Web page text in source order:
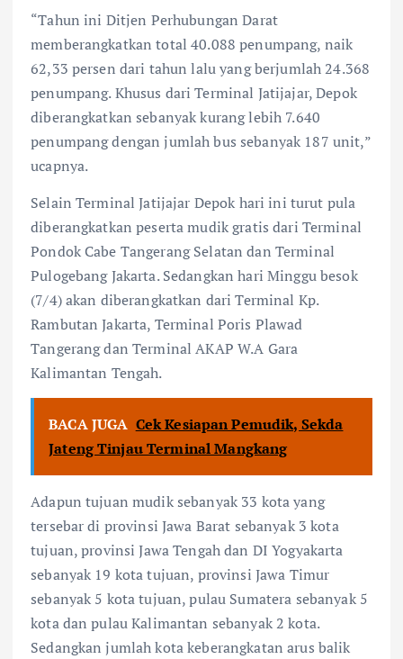
“Tahun ini Ditjen Perhubungan Darat
memberangkatkan total 40.088 penumpang, naik
62,33 persen dari tahun lalu yang berjumlah 24.368
penumpang. Khusus dari Terminal Jatijajar, Depok
diberangkatkan sebanyak kurang lebih 7.640
penumpang dengan jumlah bus sebanyak 187 unit,”
ucapnya.
Selain Terminal Jatijajar Depok hari ini turut pula
diberangkatkan peserta mudik gratis dari Terminal
Pondok Cabe Tangerang Selatan dan Terminal
Pulogebang Jakarta. Sedangkan hari Minggu besok
(7/4) akan diberangkatkan dari Terminal Kp.
Rambutan Jakarta, Terminal Poris Plawad
Tangerang dan Terminal AKAP W.A Gara
Kalimantan Tengah.
BACA JUGA Cek Kesiapan Pemudik, Sekda
Jateng Tinjau Terminal Mangkang
Adapun tujuan mudik sebanyak 33 kota yang
tersebar di provinsi Jawa Barat sebanyak 3 kota
tujuan, provinsi Jawa Tengah dan DI Yogyakarta
sebanyak 19 kota tujuan, provinsi Jawa Timur
sebanyak 5 kota tujuan, pulau Sumatera sebanyak 5
kota dan pulau Kalimantan sebanyak 2 kota.
Sedangkan jumlah kota keberangkatan arus balik